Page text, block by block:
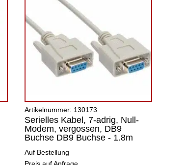
Artikelnummer: 130173
Serielles Kabel, 7-adrig, Null-
Modem, vergossen, DB9
Buchse DB9 Buchse - 1.8m
Auf Bestellung
Preis auf Anfrage